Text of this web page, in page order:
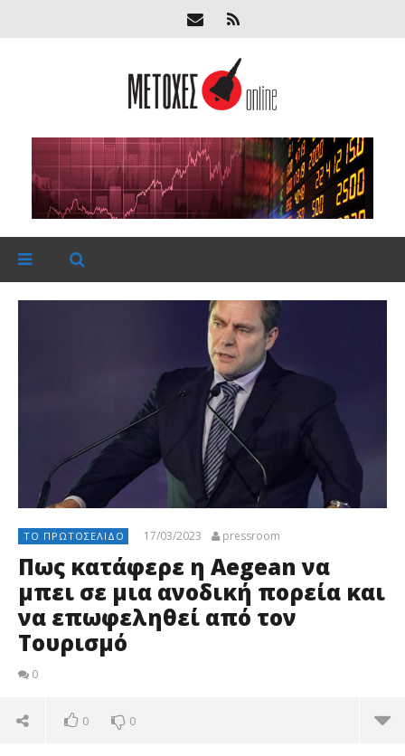
ΤΟ ΠΡΩΤΟΣΈΛΙΔΟ 17/03/2023 pressroom
Πως κατάφερε η Aegean να
μπει σε μια ανοδική πορεία και
να επωφεληθεί από τον
Τουρισμό
0
0 0